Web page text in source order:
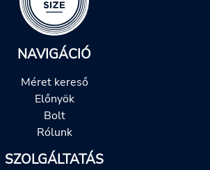
NAVIGÁCIÓ
Méret kereső
Előnyök
Bolt
Rólunk
SZOLGÁLTATÁS